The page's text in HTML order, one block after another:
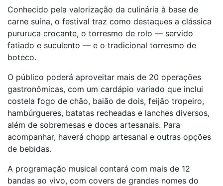
Conhecido pela valorização da culinária à base de
carne suína, o festival traz como destaques a clássica
pururuca crocante, o torresmo de rolo — servido
fatiado e suculento — e o tradicional torresmo de
boteco.
O público poderá aproveitar mais de 20 operações
gastronômicas, com um cardápio variado que inclui
costela fogo de chão, baião de dois, feijão tropeiro,
hambúrgueres, batatas recheadas e lanches diversos,
além de sobremesas e doces artesanais. Para
acompanhar, haverá chopp artesanal e outras opções
de bebidas.
A programação musical contará com mais de 12
bandas ao vivo, com covers de grandes nomes do